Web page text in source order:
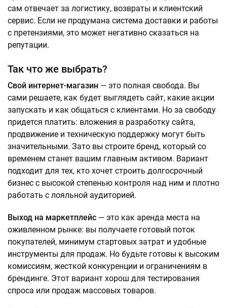
сам отвечает за логистику, возвраты и клиентский
сервис. Если не продумана система доставки и работы
с претензиями, это может негативно сказаться на
репутации.
Так что же выбрать?
Свой интернет-магазин — это полная свобода. Вы
сами решаете, как будет выглядеть сайт, какие акции
запускать и как общаться с клиентами. Но за свободу
придется платить: вложения в разработку сайта,
продвижение и техническую поддержку могут быть
значительными. Зато вы строите бренд, который со
временем станет вашим главным активом. Вариант
подходит для тех, кто хочет строить долгосрочный
бизнес с высокой степенью контроля над ним и плотно
работать с лояльной аудиторией.
Выход на маркетплейс — это как аренда места на
оживленном рынке: вы получаете готовый поток
покупателей, минимум стартовых затрат и удобные
инструменты для продаж. Но будьте готовы к высоким
комиссиям, жесткой конкуренции и ограничениям в
брендинге. Этот вариант хорош для тестирования
спроса или продаж массовых товаров.